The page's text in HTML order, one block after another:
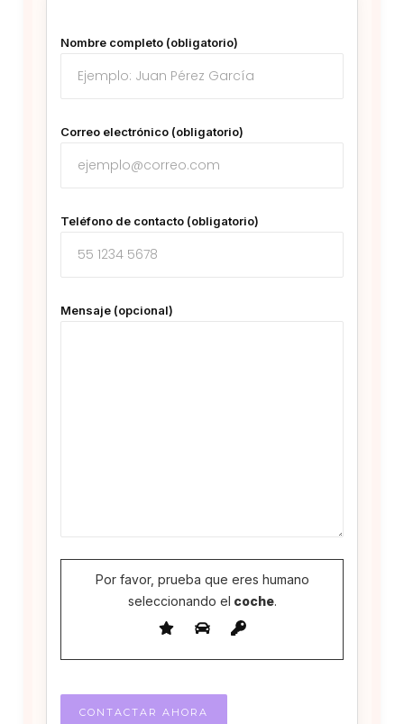
Nombre completo (obligatorio)
Correo electrónico (obligatorio)
Teléfono de contacto (obligatorio)
Mensaje (opcional)
Por favor, prueba que eres humano
seleccionando el coche.